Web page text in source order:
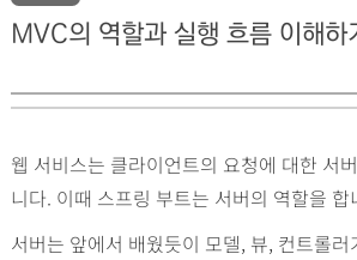
MVC의 역할과 실행 흐름 이해하
웹 서비스는 클라이언트의 요청에 대한 서
니다. 이때 스프링 부트는 서버의 역할을 합
서버는 앞에서 배웠듯이 모델, 뷰, 컨트롤